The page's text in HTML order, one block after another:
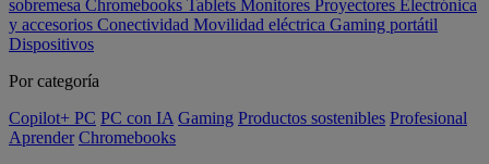
sobremesa Chromebooks Tablets Monitores Proyectores Electrónica
y accesorios Conectividad Movilidad eléctrica Gaming portátil
Dispositivos
Por categoría
Copilot+ PC PC con IA Gaming Productos sostenibles Profesional
Aprender Chromebooks